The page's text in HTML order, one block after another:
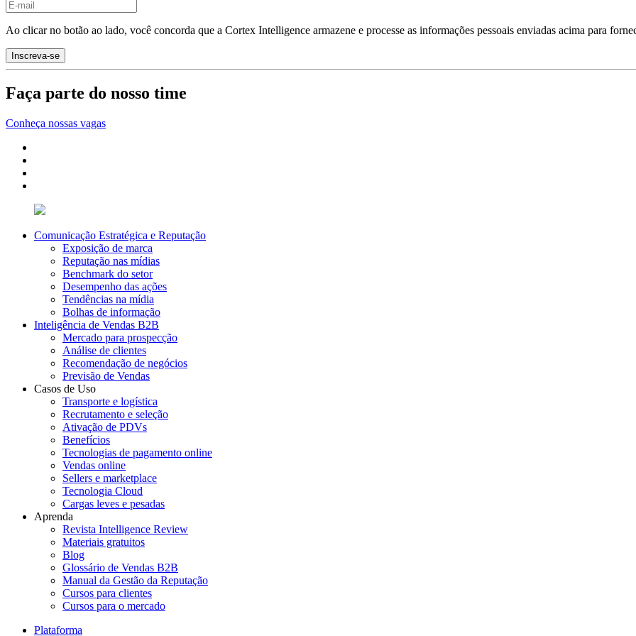
Ao clicar no botão ao lado, você concorda que a Cortex Intelligence armazene e processe as informações pessoais enviadas acima para
Faça parte do nosso time
Conheça nossas vagas
Comunicação Estratégica e Reputação
Exposição de marca
Reputação nas mídias
Benchmark do setor
Desempenho das ações
Tendências na mídia
Bolhas de informação
Inteligência de Vendas B2B
Mercado para prospecção
Análise de clientes
Recomendação de negócios
Previsão de Vendas
Casos de Uso
Transporte e logística
Recrutamento e seleção
Ativação de PDVs
Benefícios
Tecnologias de pagamento online
Vendas online
Sellers e marketplace
Tecnologia Cloud
Cargas leves e pesadas
Aprenda
Revista Intelligence Review
Materiais gratuitos
Blog
Glossário de Vendas B2B
Manual da Gestão da Reputação
Cursos para clientes
Cursos para o mercado
Plataforma